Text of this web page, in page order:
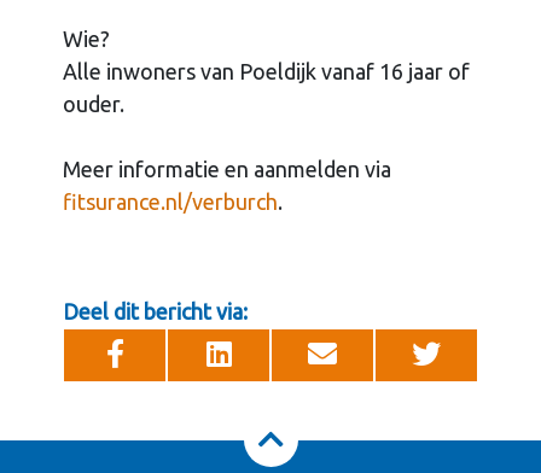
Wie?
Alle inwoners van Poeldijk vanaf 16 jaar of
ouder.
Meer informatie en aanmelden via
fitsurance.nl/verburch.
Deel dit bericht via: